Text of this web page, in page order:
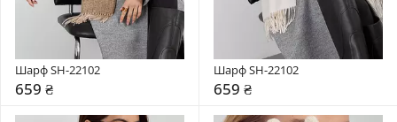
Шарф SH-22102
659 ₴
Шарф SH-22102
659 ₴